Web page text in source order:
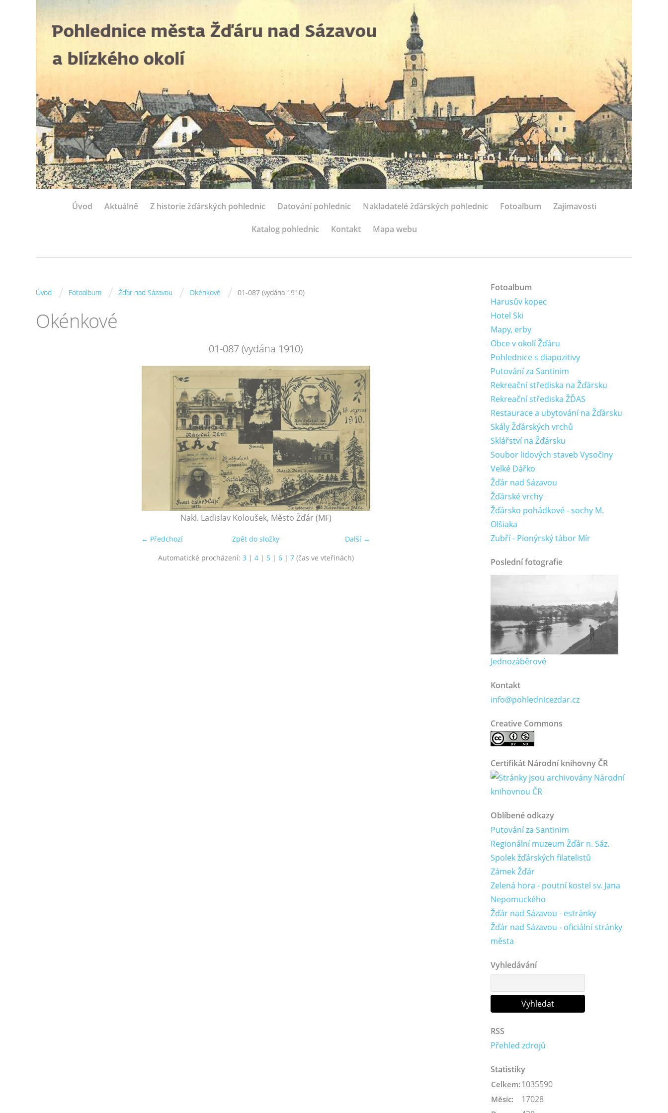
Úvod Aktuálně Z historie žďárských pohlednic Datování pohlednic Nakladatelé žďárských pohlednic Fotoalbum Zajímavosti
Katalog pohlednic Kontakt Mapa webu
Úvod / Fotoalbum / Žďár nad Sázavou / Okénkové / 01-087 (vydána 1910)
Okénkové
01-087 (vydána 1910)
Nakl. Ladislav Koloušek, Město Žďár (MF)
← Předchozí Další →
Zpět do složky
Automatické procházení: 3 | 4| 5| 6| 7(čas ve vteřinách)
Fotoalbum
Harusův kopec
Hotel Ski
Mapy, erby
Obce v okolí Žďáru
Pohlednice s diapozitivy
Putování za Santinim
Rekreační střediska na Žďársku
Rekreační střediska ŽĎAS
Restaurace a ubytování na Žďársku
Skály Žďárských vrchů
Sklářství na Žďársku
Soubor lidových staveb Vysočiny
Velké Dářko
Žďár nad Sázavou
Žďárské vrchy
Žďársko pohádkové - sochy M.
Olšiaka
Zubří - Pionýrský tábor Mír
Poslední fotografie
Jednozáběrové
Kontakt
info@pohlednicezdar.cz
Creative Commons
Certifikát Národní knihovny ČR
Oblíbené odkazy
Putování za Santinim
Regionální muzeum Žďár n. Sáz.
Spolek žďárských filatelistů
Zámek Žďár
Zelená hora - poutní kostel sv. Jana
Nepomuckého
Žďár nad Sázavou - estránky
Žďár nad Sázavou - oficiální stránky
města
Vyhledávání
RSS
Přehled zdrojů
Statistiky
Celkem: 1035590
Měsíc: 17028